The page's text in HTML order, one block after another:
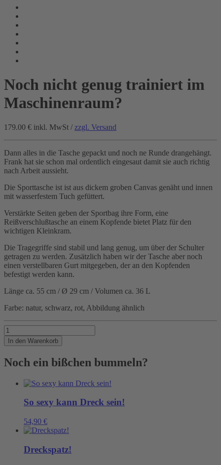
Noch nicht genug trainiert im
Maschinenraum?
179.00 € inkl. MwSt / zzgl. Versand
Dann alles in die Tasche gepackt und noch ne Runde drangehängt.
Frank hat sie schon mal ordentlich eingesaut damit sie auch richtig
nach Arbeit aussieht.
Die Sporttasche ist ist aus dickem groben Canvas genäht und innen
mit wasserfestem Tuch gefüttert.
Verstärkte Seiten geben der Sportbag ihre Form, eine
Reißverschlußtasche an einem Kopfende bietet Platz für den
wichtigen Kleinkram.
Die Tragegriffe sind stabil und lang genug, um über der Schulter
getragen zu werden. Zusätzlich haben wir der Tasche aber noch
einen verstellbaren Gurt mitgegeben, der an den Kopfenden
befestigt werden kann.
Länge ca. 55 cm / Ø 29 cm / Volumen ca. 36 L
Farbe: natur, schwarz, rot, Abbildung ähnlich
Noch
nicht
genug
im
Menge
In den Warenkorb
Noch ein bißchen bummeln?
So sexy kann Dreck sein!
54,90 €
Dreckspatz!